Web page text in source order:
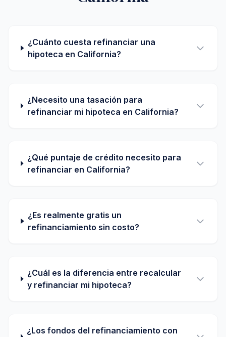
¿Cuánto cuesta refinanciar una
hipoteca en California?
¿Necesito una tasación para
refinanciar mi hipoteca en California?
¿Qué puntaje de crédito necesito para
refinanciar en California?
¿Es realmente gratis un
refinanciamiento sin costo?
¿Cuál es la diferencia entre recalcular
y refinanciar mi hipoteca?
¿Los fondos del refinanciamiento con